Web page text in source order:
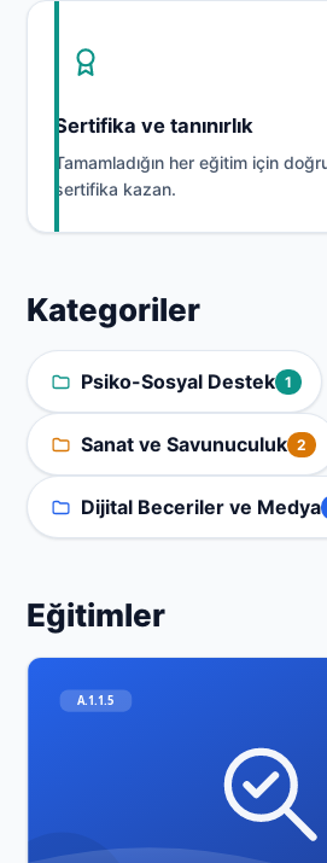
Sertifika ve tanınırlık
Tamamladığın her eğitim için
sertifika kazan.
Kategoriler
Psiko-Sosyal Destek 1
Sanat ve Savunuculuk 2
Dijital Beceriler ve Medya
Eğitimler